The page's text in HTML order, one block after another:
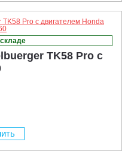
TK58 Pro с